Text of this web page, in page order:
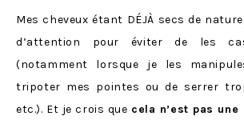
Mes cheveux étant DÉJÀ secs de
d’attention pour éviter de les
(notamment lorsque je les
tripoter mes pointes ou de serrer
etc.). Et je crois que cela n’est pas